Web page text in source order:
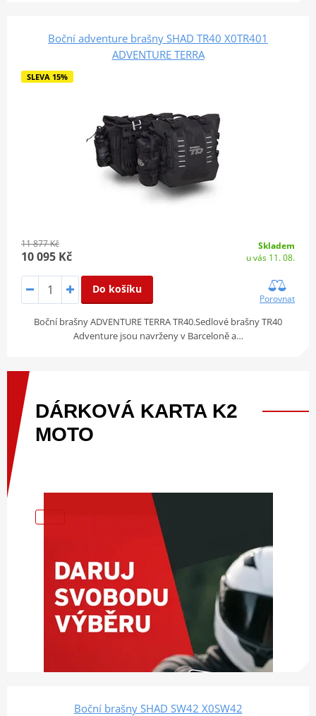
Boční adventure brašny SHAD TR40 X0TR401
ADVENTURE TERRA
SLEVA 15%
11 877 Kč
10 095 Kč
Skladem
u vás 11. 08.
Do košíku
Porovnat
Boční brašny ADVENTURE TERRA TR40.Sedlové brašny TR40
Adventure jsou navrženy v Barceloně a…
DÁRKOVÁ KARTA K2
MOTO
Boční brašny SHAD SW42 X0SW42